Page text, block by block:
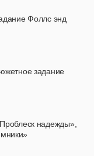
Фоллс энд
задание
надежды»,